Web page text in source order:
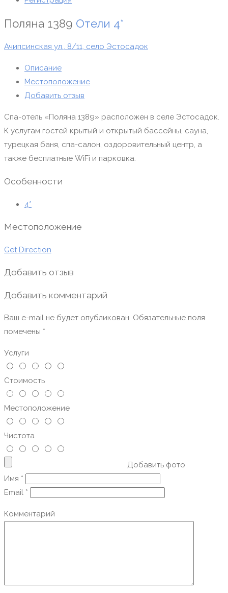
Поляна 1389 Отели 4*
Ачипсинская ул., 8/11, село Эстосадок
Описание
Местоположение
Добавить отзыв
Спа-отель «Поляна 1389» расположен в селе Эстосадок.
К услугам гостей крытый и открытый бассейны, сауна,
турецкая баня, спа-салон, оздоровительный центр, а
также бесплатные WiFi и парковка.
Особенности
4*
Местоположение
Get Direction
Добавить отзыв
Добавить комментарий
Ваш e-mail не будет опубликован. Обязательные поля
помечены *
Услуги
Стоимость
Местоположение
Чистота
Добавить фото
Имя *
Email *
Комментарий